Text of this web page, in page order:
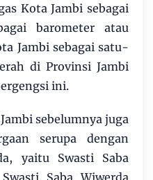
Kota Jambi sebagai
barometer atau
Jambi sebagai satu-
di Provinsi Jambi
ini.
sebelumnya juga
serupa dengan
yaitu Swasti Saba
Saba Wiwerda